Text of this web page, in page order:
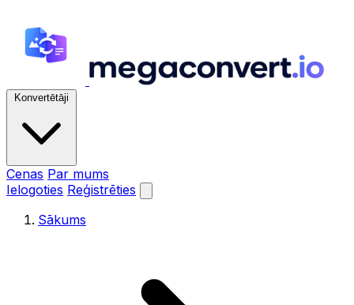
Konvertētāji
Cenas Par mums
Ielogoties Reģistrēties
Sākums